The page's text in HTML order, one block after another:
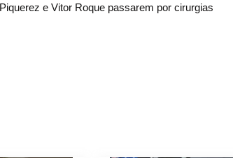
e Vitor Roque passarem por cirurgias